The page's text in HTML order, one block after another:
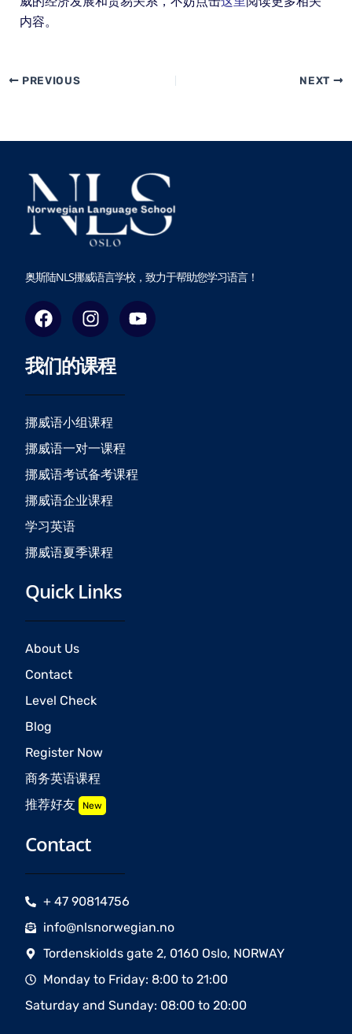
内容。
PREVIOUS NEXT
奥斯陆NLS挪威语言学校，致力于帮助您学习语言！
F
a
e
b
o
o
k
I
n
t
a
g
r
a
m
Y
o
我们的课程
挪威语小组课程
挪威语一对一课程
挪威语考试备考课程
挪威语企业课程
学习英语
挪威语夏季课程
Quick Links
About Us
Contact
Level Check
Blog
Register Now
商务英语课程
推荐好友 New
Contact
+ 47 90814756
info@nlsnorwegian.no
Tordenskiolds gate 2, 0160 Oslo, NORWAY
Monday to Friday: 8:00 to 21:00
Saturday and Sunday: 08:00 to 20:00